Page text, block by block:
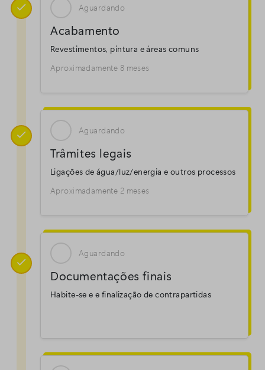



Aguardando
Acabamento
Revestimentos, pintura e áreas comuns
Aproximadamente 8 meses
Aguardando
Trâmites legais
Ligações de água/luz/energia e outros processos
Aproximadamente 2 meses
Aguardando
Documentações finais
Habite-se e e finalização de contrapartidas